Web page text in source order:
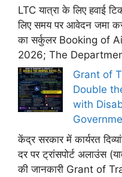
LTC यात्रा के लिए हवाई
लिए समय पर आवेदन जमा
का सर्कुलर Booking of
2026; The
Grant of
Double
with
केंद्र सरकार में कार्यरत
दर पर ट्रांसपोर्ट अलाउंस
की जानकारी Grant of